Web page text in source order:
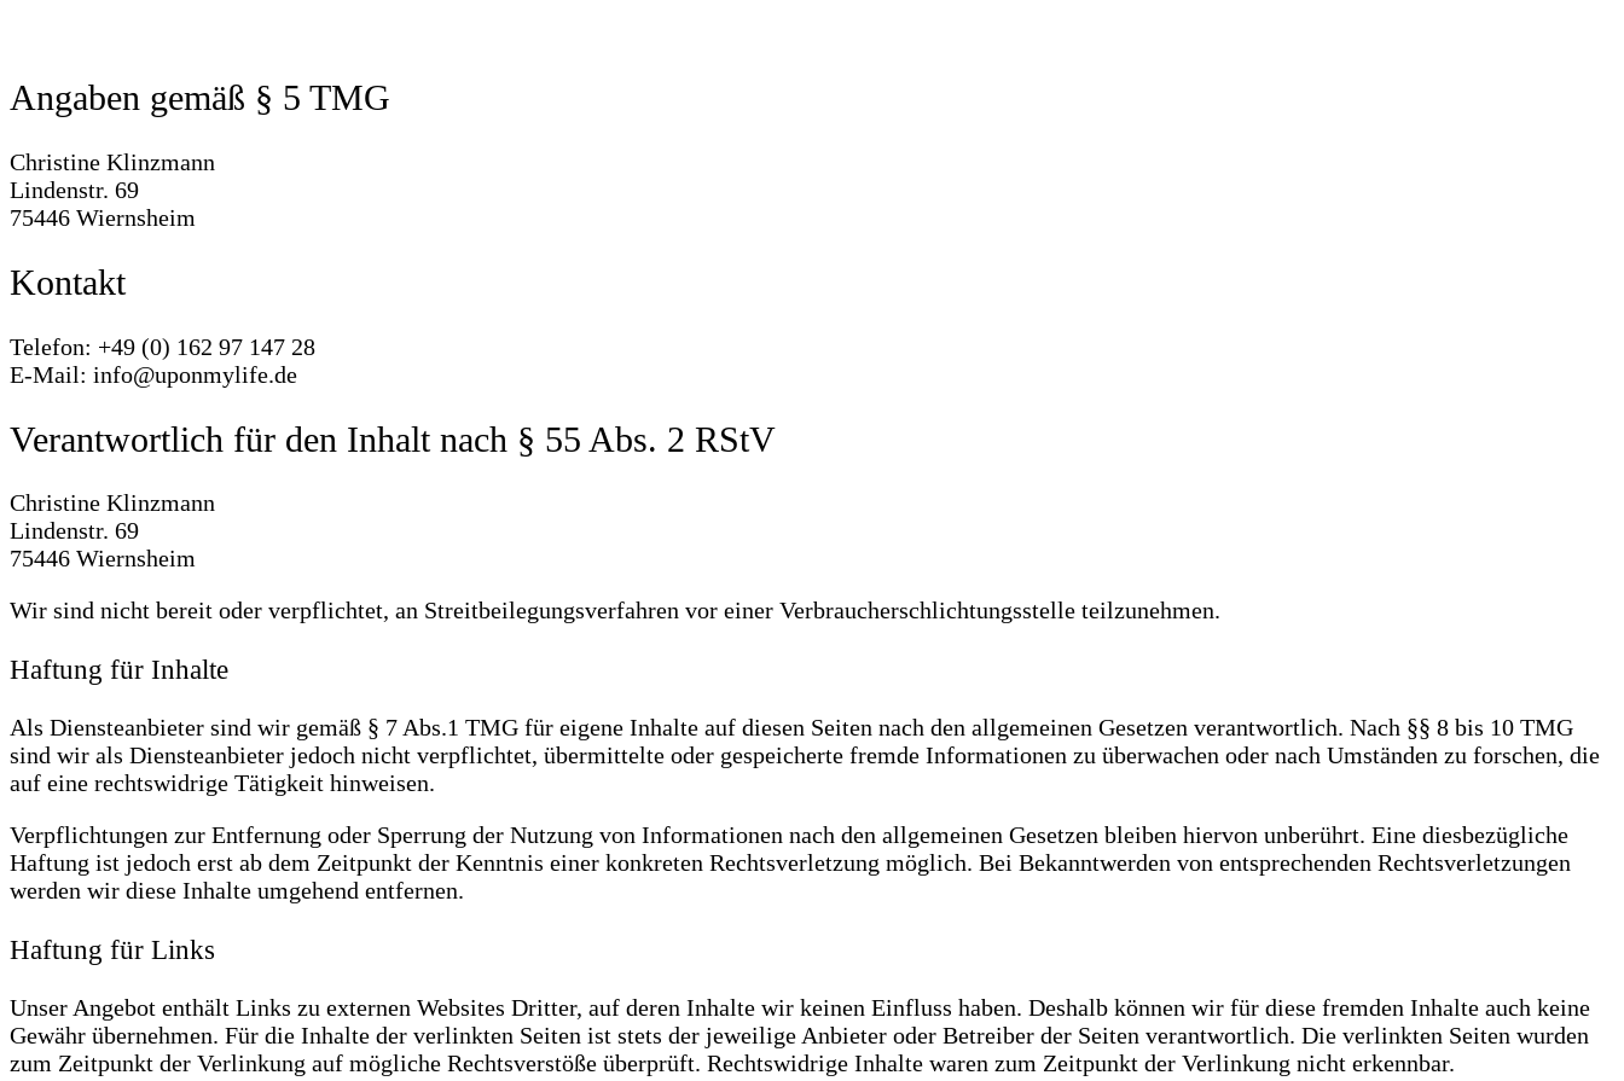
Angaben gemäß § 5 TMG
Christine Klinzmann
Lindenstr. 69
75446 Wiernsheim
Kontakt
Telefon: +49 (0) 162 97 147 28
E-Mail: info@uponmylife.de
Verantwortlich für den Inhalt nach § 55 Abs. 2 RStV
Christine Klinzmann
Lindenstr. 69
75446 Wiernsheim
Wir sind nicht bereit oder verpflichtet, an Streitbeilegungsverfahren vor einer Verbraucherschlichtungsstelle teilzunehmen.
Haftung für Inhalte
Als Diensteanbieter sind wir gemäß § 7 Abs.1 TMG für eigene Inhalte auf diesen Seiten nach den allgemeinen Gesetzen verantwortlich. Nach §§ 8 bis 10 TMG
sind wir als Diensteanbieter jedoch nicht verpflichtet, übermittelte oder gespeicherte fremde Informationen zu überwachen oder nach Umständen zu forschen, die
auf eine rechtswidrige Tätigkeit hinweisen.
Verpflichtungen zur Entfernung oder Sperrung der Nutzung von Informationen nach den allgemeinen Gesetzen bleiben hiervon unberührt. Eine diesbezügliche
Haftung ist jedoch erst ab dem Zeitpunkt der Kenntnis einer konkreten Rechtsverletzung möglich. Bei Bekanntwerden von entsprechenden Rechtsverletzungen
werden wir diese Inhalte umgehend entfernen.
Haftung für Links
Unser Angebot enthält Links zu externen Websites Dritter, auf deren Inhalte wir keinen Einfluss haben. Deshalb können wir für diese fremden Inhalte auch keine
Gewähr übernehmen. Für die Inhalte der verlinkten Seiten ist stets der jeweilige Anbieter oder Betreiber der Seiten verantwortlich. Die verlinkten Seiten wurden
zum Zeitpunkt der Verlinkung auf mögliche Rechtsverstöße überprüft. Rechtswidrige Inhalte waren zum Zeitpunkt der Verlinkung nicht erkennbar.